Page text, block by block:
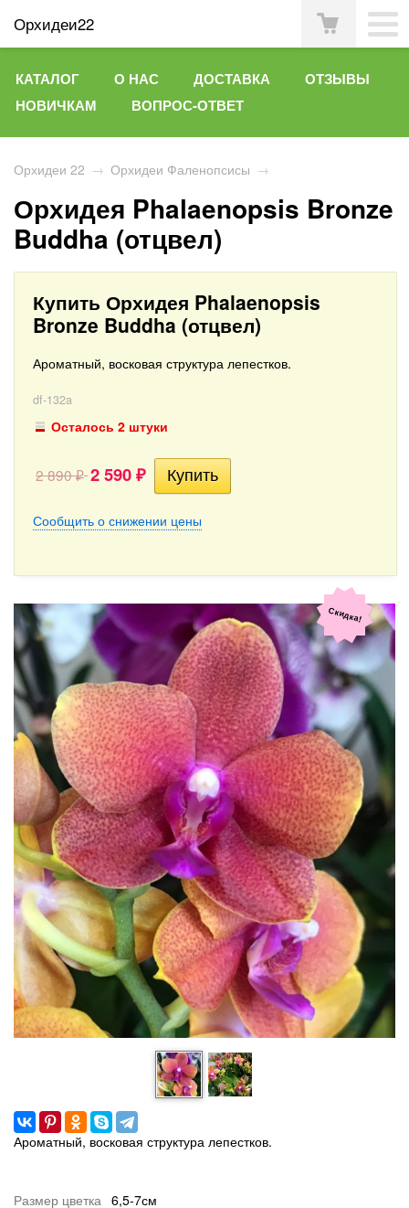
Орхидеи22
КАТАЛОГ О НАС ДОСТАВКА
ОТЗЫВЫ
НОВИЧКАМ
ВОПРОС-ОТВЕТ
Орхидеи 22 → Орхидеи Фаленопсисы →
Орхидея Phalaenopsis Bronze
Buddha (отцвел)
Купить Орхидея Phalaenopsis
Bronze Buddha (отцвел)
Ароматный, восковая структура лепестков.
df-132a
Осталось 2 штуки
2 890₽ 2 590 ₽
Сообщить о снижении цены
Скидка!
Ароматный, восковая структура лепестков.
Размер цветка 6,5-7см